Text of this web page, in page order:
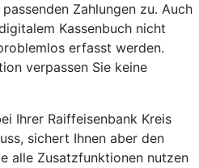
Zahlungen zu. Auch
Kassenbuch nicht
erfasst werden.
verpassen Sie keine
Ihrer Raiffeisenbank Kreis
sichert Ihnen aber den
alle Zusatzfunktionen nutzen